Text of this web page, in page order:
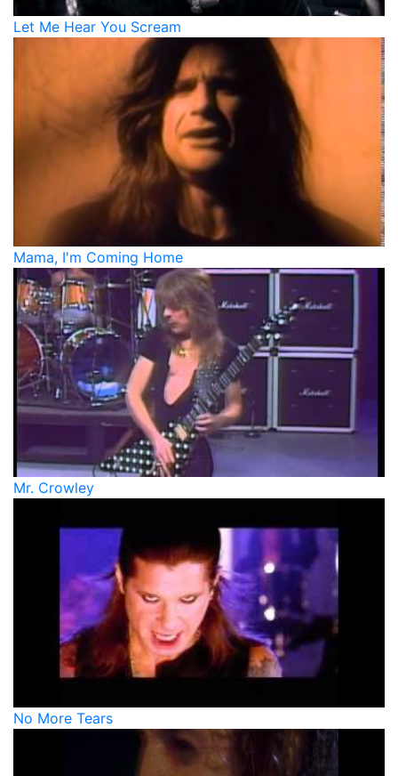
Let Me Hear You Scream
Mama, I'm Coming Home
Mr. Crowley
No More Tears